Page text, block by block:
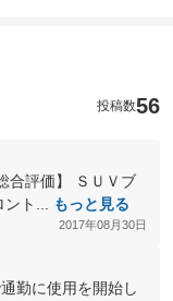
投稿数56
合評価】 ＳＵＶブ
ト...
もっと見る
2017年08月30日
勤に使用を開始し